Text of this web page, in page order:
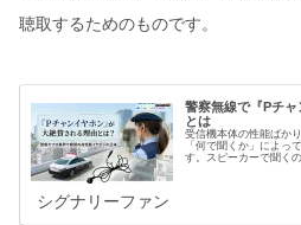
聴取するためのものです。
警察無線で『Pチ
とは
受信機本体の性能ばか
「何で聞くか」によっ
す。スピーカーで聞く
シグナリーファン